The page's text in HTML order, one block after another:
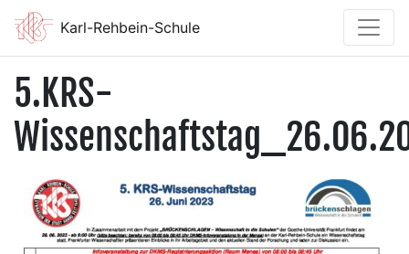
Karl-Rehbein-Schule
5.KRS-